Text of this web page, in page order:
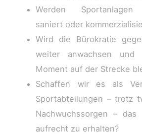
Werden Sportanlagen
saniert oder
Wird die Bürokratie
weiter anwachsen und
Moment auf der Strecke
Schaffen wir es als
Sportabteilungen – trotz
Nachwuchssorgen – das
aufrecht zu erhalten?